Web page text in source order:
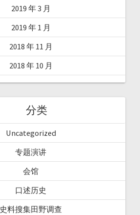
2019 年 3 月
2019 年 1 月
2018 年 11 月
2018 年 10 月
分类
Uncategorized
专题演讲
会馆
口述历史
史料搜集田野调查